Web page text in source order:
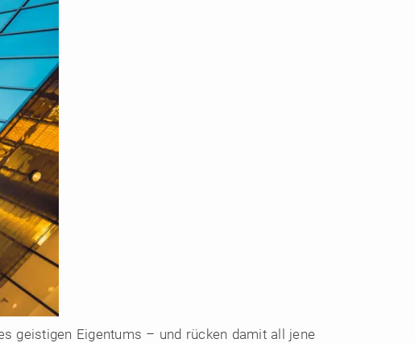
geistigen Eigentums – und rücken damit all jene